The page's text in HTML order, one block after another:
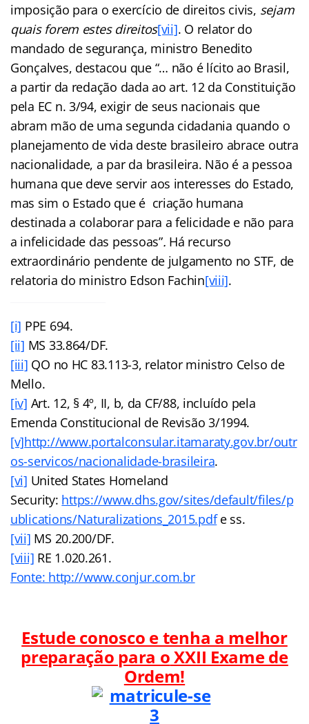
imposição para o exercício de direitos civis, sejam
quais forem estes direitos[vii]. O relator do
mandado de segurança, ministro Benedito
Gonçalves, destacou que “… não é lícito ao Brasil,
a partir da redação dada ao art. 12 da Constituição
pela EC n. 3/94, exigir de seus nacionais que
abram mão de uma segunda cidadania quando o
planejamento de vida deste brasileiro abrace outra
nacionalidade, a par da brasileira. Não é a pessoa
humana que deve servir aos interesses do Estado,
mas sim o Estado que é criação humana
destinada a colaborar para a felicidade e não para
a infelicidade das pessoas”. Há recurso
extraordinário pendente de julgamento no STF, de
relatoria do ministro Edson Fachin[viii].
[i] PPE 694.
[ii] MS 33.864/DF.
[iii] QO no HC 83.113-3, relator ministro Celso de
Mello.
[iv] Art. 12, § 4º, II, b, da CF/88, incluído pela
Emenda Constitucional de Revisão 3/1994.
[v]http://www.portalconsular.itamaraty.gov.br/outr
os-servicos/nacionalidade-brasileira.
[vi] United States Homeland
Security: https://www.dhs.gov/sites/default/files/p
ublications/Naturalizations_2015.pdfe ss.
[vii] MS 20.200/DF.
[viii] RE 1.020.261.
Fonte: http://www.conjur.com.br
Estude conosco e tenha a melhor
preparação para oXXII Exame de
Ordem!